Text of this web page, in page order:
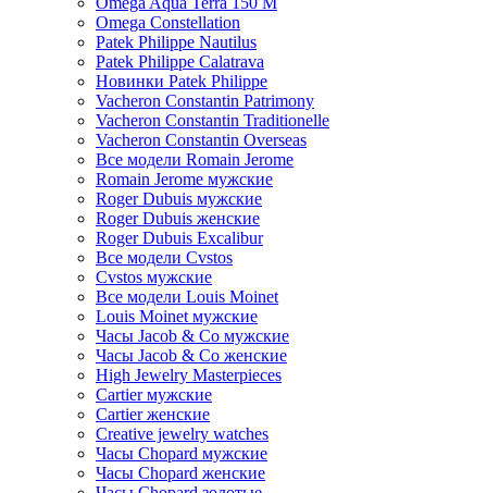
Omega Constellation
Patek Philippe Nautilus
Patek Philippe Calatrava
Новинки Patek Philippe
Vacheron Constantin Patrimony
Vacheron Constantin Traditionelle
Vacheron Constantin Overseas
Все модели Romain Jerome
Romain Jerome мужские
Roger Dubuis мужские
Roger Dubuis женские
Roger Dubuis Excalibur
Все модели Cvstos
Cvstos мужские
Все модели Louis Moinet
Louis Moinet мужские
Часы Jacob & Co мужские
Часы Jacob & Co женские
High Jewelry Masterpieces
Cartier мужские
Cartier женские
Creative jewelry watches
Часы Chopard мужские
Часы Сhopard женские